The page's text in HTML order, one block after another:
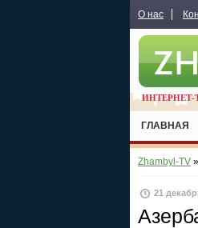
О нас
ГЛАВНАЯ
Zhambyl-TV »
21